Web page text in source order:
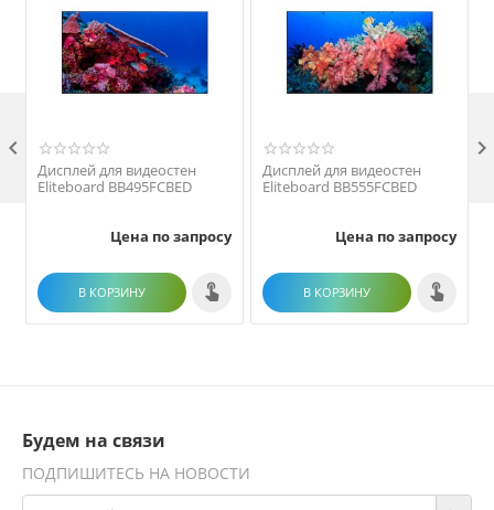
Дисплей для видеостен
Eliteboard BB495FCBED
Цена по запросу
В КОРЗИНУ
Дисплей для видеостен
Eliteboard BB555FCBED
Цена по запросу
В КОРЗИНУ
 
Будем на связи
ПОДПИШИТЕСЬ НА НОВОСТИ